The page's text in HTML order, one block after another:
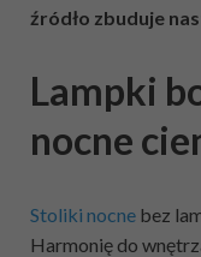
źródło zbuduje
Lampki
nocne
Stoliki nocne bez
Harmonię do